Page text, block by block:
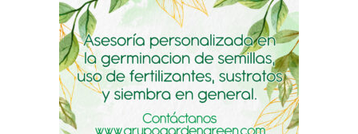
chosen
on
the
product
page
may
chosen
on
product
page
be
chosen
on
the
product
page